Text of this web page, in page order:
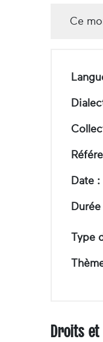
Ce
Date :
Durée
Type
Droits